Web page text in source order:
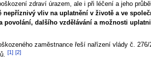
zdraví úrazem, ale i při léčení a jeho
vliv na uplatnění v životě a ve
dalšího vzdělávání a možnosti
zaměstnance řeší nařízení vlády č.
[1] [2]